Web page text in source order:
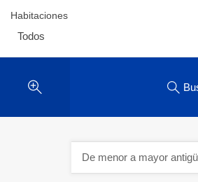
Habitaciones
Todos
De menor a mayor